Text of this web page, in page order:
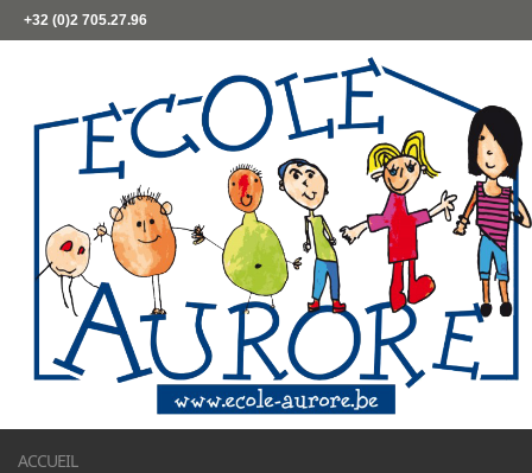
+32 (0)2 705.27.96
ACCUEIL